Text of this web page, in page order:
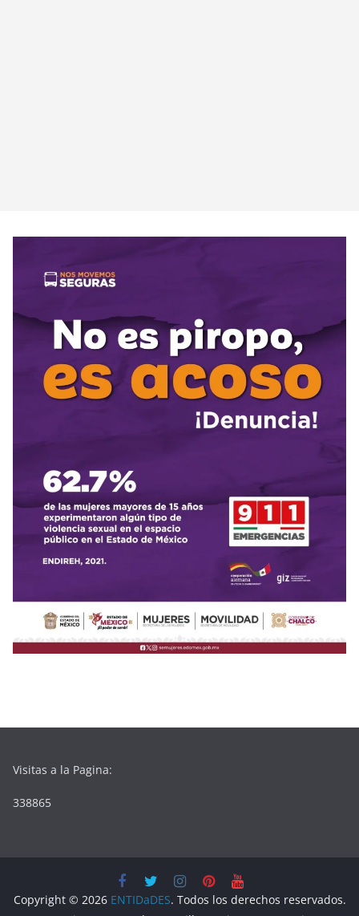
Visitas a la Pagina:
338865
Copyright © 2026 ENTIDaDES. Todos los derechos reservados.